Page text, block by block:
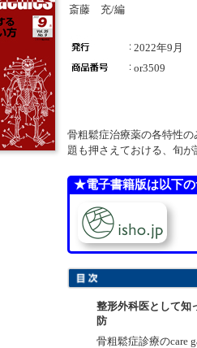
斎藤 充/編
2022年9月
or3509
骨粗鬆症治療薬の各特性
題も押さえておける、旬
★電子書籍版は以下
整形外科医として知
防
骨粗鬆症診療のcare